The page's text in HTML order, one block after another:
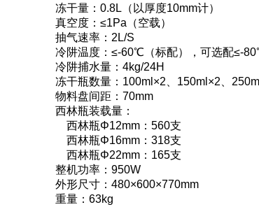
冻干量：0.8L（以厚度10mm计）
真空度：≤1Pa（空载）
抽气速率：2L/S
冷阱温度：≤-60℃（标配），可选配≤-
冷阱捕水量：4kg/24H
冻干瓶数量：100ml×2、150ml×2、
物料盘间距：70mm
西林瓶装载量：
西林瓶Φ12mm：560支
西林瓶Φ16mm：318支
西林瓶Φ22mm：165支
整机功率：950W
外形尺寸：480×600×770mm
重量：63kg